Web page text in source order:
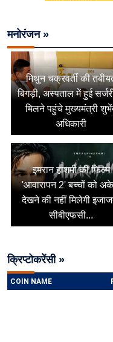
मनोरंजन »
मिथुन चक्रवर्ती की
बिगड़ी, अस्पताल में हुई
मिलने पहुंचे मुख्यमंत्री
अधिकारी
इमरान हाशमी की फिल्म
'आवारापन 2' बच्चों को
देखने की नहीं मिलेगी
सीबीएफसी...
क्रिप्टोकरेंसी »